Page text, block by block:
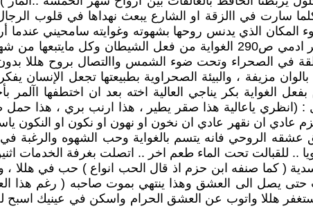
سارت في االزقة او الشارع يبعث نهداها في قلوب
يمنح انثى من روحه ومن وجهه القاً ص34 يلتقيها ضوء المكان الذي يدنس روحها بشهوته
والزم انام معاها .. سامحيني انا نذل وجبان ومجرم انا حيوان وغير ادمي ص290
في الصحراء وتحت ضوء الشمس واالتصال بروح هللا
مزيفة ، والبيئة الصحراوية بطبيعتها تجعل الإنسان
الغواية بكر يناجي العالية اخته بعد ان اختطفها
: (انظري ياعالية هذا صقر يطير ، هذا ارنب بري ، هذا
عادي ان نقهر عادي ان نخون او نهون او نكون او النكون
الروحي فانه يتسم بالغواية وحب الشهوه والرغبة
للقبالت تحت الماء طعم اخر .. اتصلت بغرفة الخدمات
( كما صنفه ابن حزم اذ قال الحب انواع ) حب في هللا
حتى يصل الى العشق وهذا ينتهي بموت صاحبه ( رغم هذا
هللا واتوب عن العشق الحرام واسكن في عينيك